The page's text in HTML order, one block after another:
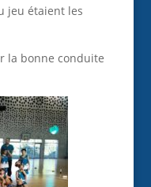
jeu étaient les
la bonne conduite